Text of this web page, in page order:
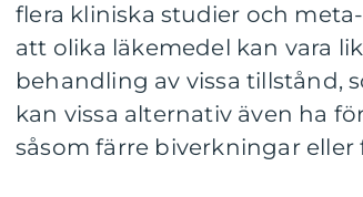
flera kliniska studier och
att olika läkemedel kan vara
behandling av vissa tillstånd,
kan vissa alternativ även ha
såsom färre biverkningar